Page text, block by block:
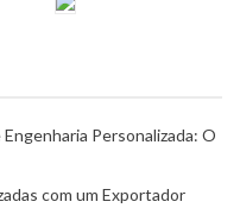
Personalizada: O
com um Exportador